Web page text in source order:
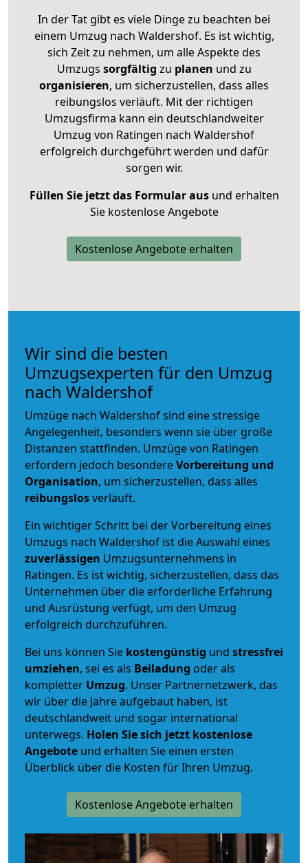
In der Tat gibt es viele Dinge zu beachten bei
einem Umzug nach Waldershof. Es ist wichtig,
sich Zeit zu nehmen, um alle Aspekte des
Umzugs sorgfältig zu planen und zu
organisieren, um sicherzustellen, dass alles
reibungslos verläuft. Mit der richtigen
Umzugsfirma kann ein deutschlandweiter
Umzug von Ratingen nach Waldershof
erfolgreich durchgeführt werden und dafür
sorgen wir.
Füllen Sie jetzt das Formular ausund erhalten
Sie kostenlose Angebote
Kostenlose Angebote erhalten
Wir sind die besten
Umzugsexperten für den Umzug
nach Waldershof
Umzüge nach Waldershof sind eine stressige
Angelegenheit, besonders wenn sie über große
Distanzen stattfinden. Umzüge von Ratingen
erfordern jedoch besondereVorbereitung und
Organisation, um sicherzustellen, dass alles
reibungslosverläuft.
Ein wichtiger Schritt bei der Vorbereitung eines
Umzugs nach Waldershof ist die Auswahl eines
zuverlässigen Umzugsunternehmens in
Ratingen. Es ist wichtig, sicherzustellen, dass das
Unternehmen über die erforderliche Erfahrung
und Ausrüstung verfügt, um den Umzug
erfolgreich durchzuführen.
Bei uns können Sie kostengünstig und stressfrei
umziehen, sei es als Beiladung oder als
kompletter Umzug. Unser Partnernetzwerk, das
wir über die Jahre aufgebaut haben, ist
deutschlandweit und sogar international
unterwegs. Holen Sie sich jetzt kostenlose
Angebote und erhalten Sie einen ersten
Überblick über die Kosten für Ihren Umzug.
Kostenlose Angebote erhalten